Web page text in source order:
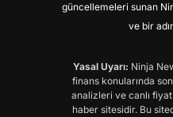
güncellemeleri sunan
ve bir
Yasal Uyarı: Ninja
finans konularında
analizleri ve canlı
haber sitesidir. Bu